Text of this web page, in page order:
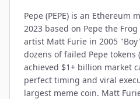
Pepe (PEPE) is an Ethereum
2023 based on Pepe the
artist Matt Furie in 2005
dozens of failed Pepe tokens
achieved $1+ billion market
perfect timing and viral
largest meme coin. Matt